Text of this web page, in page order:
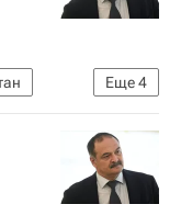
Еще4
Путин